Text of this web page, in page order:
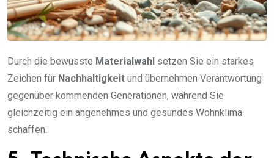
Durch die bewusste Materialwahl setzen Sie ein starkes
Zeichen für Nachhaltigkeit und übernehmen Verantwortung
gegenüber kommenden Generationen, während Sie
gleichzeitig ein angenehmes und gesundes Wohnklima
schaffen.